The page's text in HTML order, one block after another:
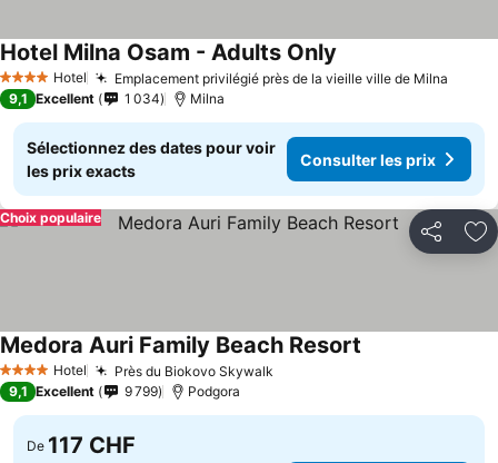
4 Étoiles Hotel Emplacement privilégié près de la vieille ville de Milna
Hotel Milna Osam - Adults Only
9,1 Excellent 1 034 Milna
Sélectionnez des dates pour voir
les prix exacts
Consulter les prix
Partager
Choix populaire
4 Étoiles Hotel Près du Biokovo Skywalk
Medora Auri Family Beach Resort
9,1 Excellent 9 799 Podgora
De 117 CHF